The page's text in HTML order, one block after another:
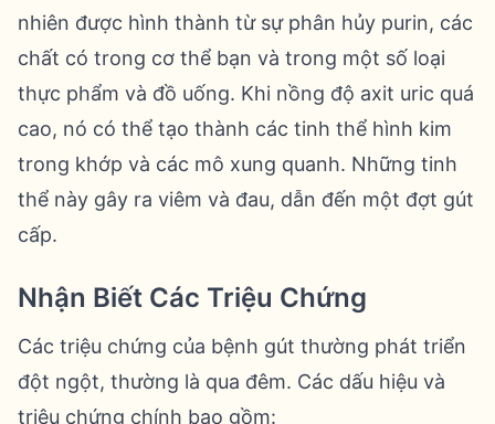
nhiên được hình thành từ sự phân hủy purin, các
chất có trong cơ thể bạn và trong một số loại
thực phẩm và đồ uống. Khi nồng độ axit uric quá
cao, nó có thể tạo thành các tinh thể hình kim
trong khớp và các mô xung quanh. Những tinh
thể này gây ra viêm và đau, dẫn đến một đợt gút
cấp.
Nhận Biết Các Triệu Chứng
Các triệu chứng của bệnh gút thường phát triển
đột ngột, thường là qua đêm. Các dấu hiệu và
triệu chứng chính bao gồm: